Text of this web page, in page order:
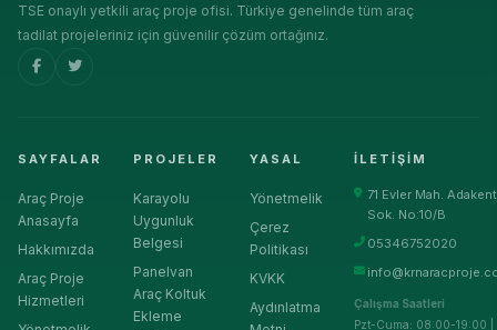
TSE onaylı yetkili araç proje ofisi. Türkiye genelinde tüm araç
tadilat projeleriniz için güvenilir çözüm ortağınız.
SAYFALAR
Araç Proje
Anasayfa
Hakkımızda
Araç Proje
Hizmetleri
PROJELER
Karayolu
Uygunluk
Belgesi
Panelvan
Araç Koltuk
Ekleme
YASAL
Yönetmelik
Çerez
Politikası
KVKK
Aydınlatma
İLETIŞIM
71 Evler Mah. Adakent
Sok. No:10/B
05346752020
Çalışma Saatleri
Pzt-Cuma: 08:00-19:00 |